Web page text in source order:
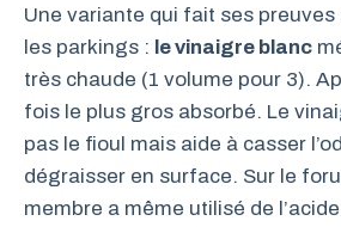
Une variante qui fait ses preuves
les parkings : le vinaigre blanc
très chaude (1 volume pour 3).
fois le plus gros absorbé. Le
pas le fioul mais aide à casser
dégraisser en surface. Sur le
membre a même utilisé de